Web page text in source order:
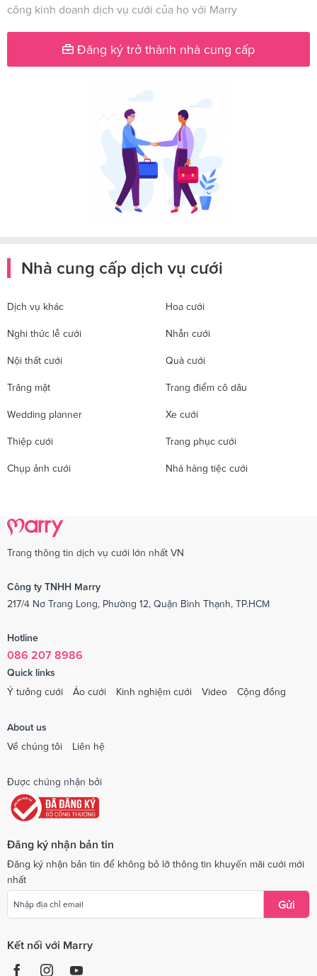
công kinh doanh dịch vụ cưới của họ với Marry
Đăng ký trở thành nhà cung cấp
Nhà cung cấp dịch vụ cưới
Dịch vụ khác Hoa cưới
Nghi thức lễ cưới Nhẫn cưới
Nội thất cưới Quà cưới
Trăng mật Trang điểm cô dâu
Wedding planner Xe cưới
Thiệp cưới Trang phục cưới
Chụp ảnh cưới Nhà hàng tiệc cưới
Trang thông tin dịch vụ cưới lớn nhất VN
Công ty TNHH Marry
217/4 Nơ Trang Long, Phường 12, Quận Bình Thạnh, TP.HCM
Hotline
086 207 8986
Quick links
Ý tưởng cưới
Áo cưới Kinh nghiệm cưới Video Cộng đồng
About us
Về chúng tôi
Liên hệ
Được chứng nhận bởi
Đăng ký nhận bản tin
Đăng ký nhận bản tin để không bỏ lỡ thông tin khuyến mãi cưới mới
nhất
Gửi
Kết nối với Marry